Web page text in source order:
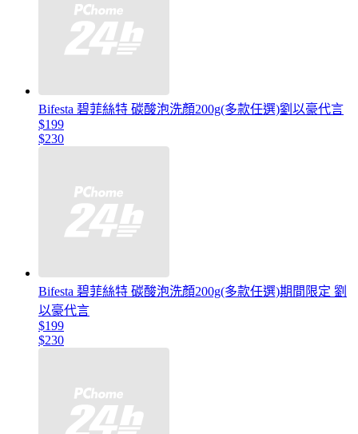
Bifesta 碧菲絲特 碳酸泡洗顏200g(多款任選)劉以豪代言
$199
$230
Bifesta 碧菲絲特 碳酸泡洗顏200g(多款任選)期間限定 劉
以豪代言
$199
$230